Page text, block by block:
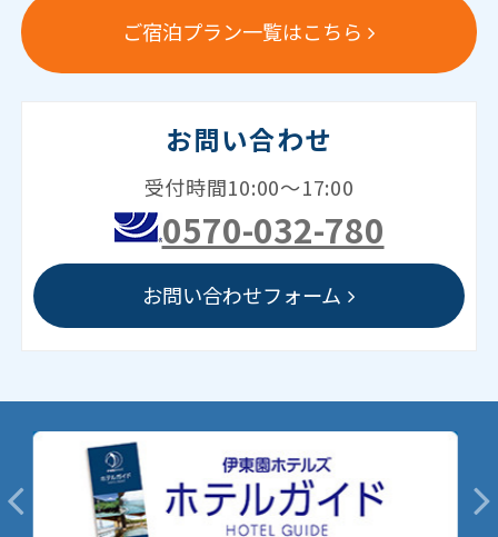
ご宿泊プラン一覧はこちら
お問い合わせ
受付時間10:00～17:00
0570-032-780
お問い合わせフォーム